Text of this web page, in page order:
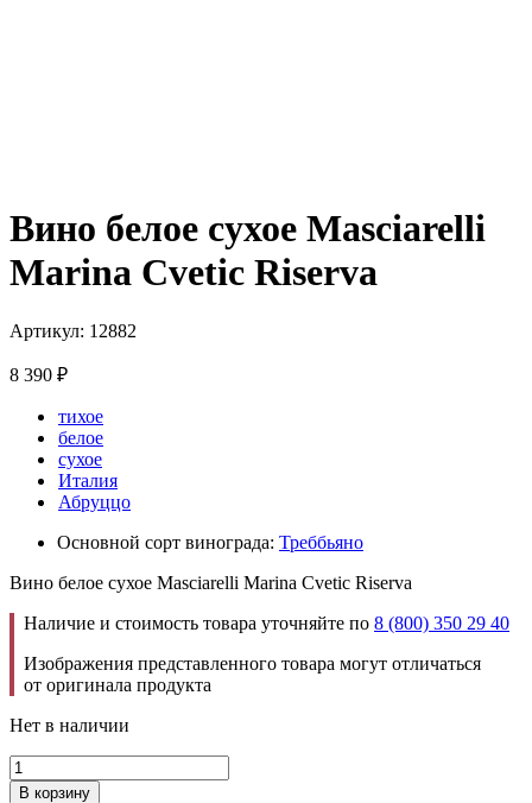
Вино белое сухое Masciarelli
Marina Cvetic Riserva
Артикул: 12882
8 390 ₽
тихое
белое
сухое
Италия
Абруццо
Основной сорт винограда: Треббьяно
Вино белое сухое Masciarelli Marina Cvetic Riserva
Наличие и стоимость товара уточняйте по 8 (800) 350 29 40
Изображения представленного товара могут отличаться
от оригинала продукта
Нет в наличии
В корзину